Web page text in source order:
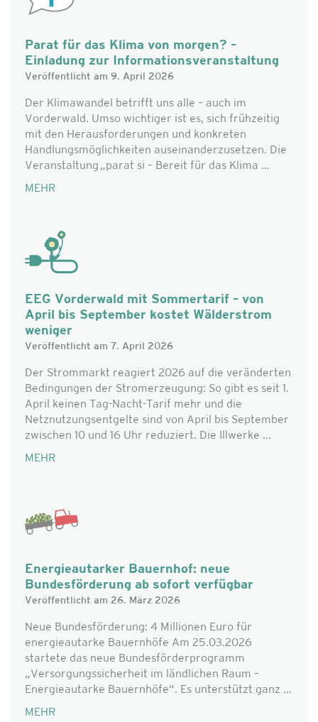
Parat für das Klima von morgen? –
Einladung zur Informationsveranstaltung
Veröffentlicht am 9. April 2026
Der Klimawandel betrifft uns alle – auch im
Vorderwald. Umso wichtiger ist es, sich frühzeitig
mit den Herausforderungen und konkreten
Handlungsmöglichkeiten auseinanderzusetzen. Die
Veranstaltung „parat si – Bereit für das Klima ...
MEHR
EEG Vorderwald mit Sommertarif – von
April bis September kostet Wälderstrom
weniger
Veröffentlicht am 7. April 2026
Der Strommarkt reagiert 2026 auf die veränderten
Bedingungen der Stromerzeugung: So gibt es seit 1.
April keinen Tag-Nacht-Tarif mehr und die
Netznutzungsentgelte sind von April bis September
zwischen 10 und 16 Uhr reduziert. Die Illwerke ...
MEHR
Energieautarker Bauernhof: neue
Bundesförderung ab sofort verfügbar
Veröffentlicht am 26. März 2026
Neue Bundesförderung: 4 Millionen Euro für
energieautarke Bauernhöfe Am 25.03.2026
startete das neue Bundesförderprogramm
„Versorgungssicherheit im ländlichen Raum –
Energieautarke Bauernhöfe“. Es unterstützt ganz ...
MEHR